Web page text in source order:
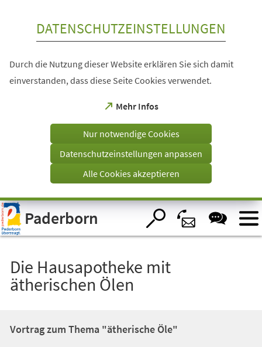
Visuelle
Assistenzsoftware
öffnen.
DATENSCHUTZEINSTELLUNGEN
Durch die Nutzung dieser Website erklären Sie sich damit
einverstanden, dass diese Seite Cookies verwendet.
Mehr Infos
(Öffnet
einem
Tab)
Nur notwendige Cookies
Datenschutzeinstellungen anpassen
Alle Cookies akzeptieren
Paderborn
Die Hausapotheke mit
ätherischen Ölen
Vortrag zum Thema "ätherische Öle"